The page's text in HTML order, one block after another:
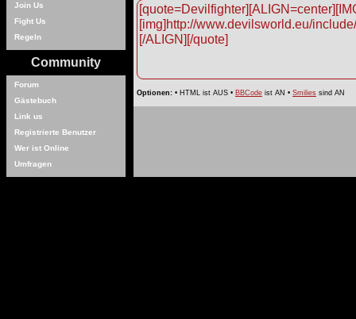
Join Us
Fight Us
Regeln
Community
Forum
Gästebuch
Link us
Registrierte Benutzer
Wer ist Online
Umfragen
Optionen: • HTML ist AUS • BBCode ist AN • Smilies sind AN